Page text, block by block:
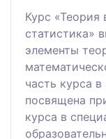
Курс «Теория
статистика»
элементы
часть курса в
посвящена
курса в